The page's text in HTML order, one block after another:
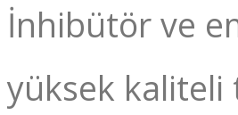
İnhibütör ve
yüksek kaliteli